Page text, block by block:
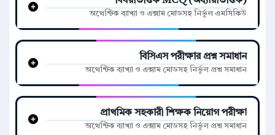
অথেন্টিক ব্যাখ্যা ও এক্সাম মোডসহ নির্ভুল এমসিকিউ
বিসিএস পরীক্ষার প্রশ্ন সমাধান
অথেন্টিক ব্যাখ্যা ও এক্সাম মোডসহ নির্ভুল প্রশ্ন সমাধান
প্রাথমিক সহকারী শিক্ষক নিয়োগ পরীক্ষা
অথেন্টিক ব্যাখ্যা ও এক্সাম মোডসহ নির্ভুল প্রশ্ন সমাধান